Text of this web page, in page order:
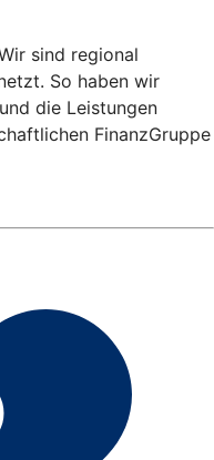
sind regional
So haben wir
die Leistungen
FinanzGruppe